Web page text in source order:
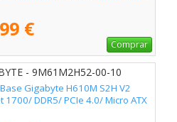
€
Comprar
- 9M61M2H52-00-10
Gigabyte H610M S2H V2
1700/ DDR5/ PCIe 4.0/ Micro ATX